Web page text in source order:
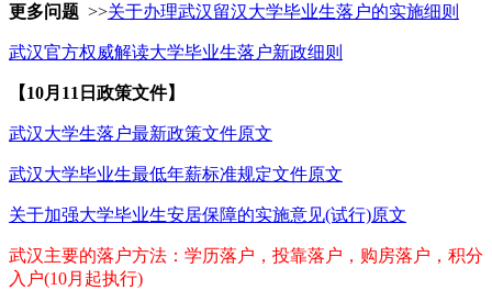
更多问题 >>关于办理武汉留汉大学毕业生落户的实施细则
武汉官方权威解读大学毕业生落户新政细则
【10月11日政策文件】
武汉大学生落户最新政策文件原文
武汉大学毕业生最低年薪标准规定文件原文
关于加强大学毕业生安居保障的实施意见(试行)原文
武汉主要的落户方法：学历落户，投靠落户，购房落户，积分
入户(10月起执行)